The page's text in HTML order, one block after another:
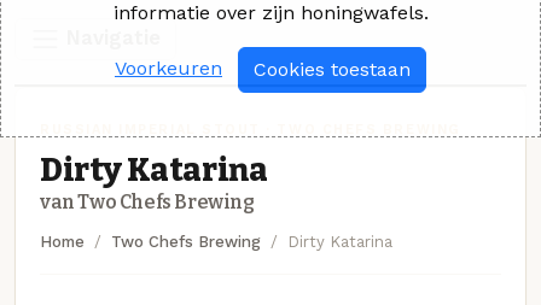
Dirty Katarina
van Two Chefs Brewing
Home Two Chefs Brewing Dirty Katarina
informatie over zijn honingwafels.
Voorkeuren Cookies toestaan